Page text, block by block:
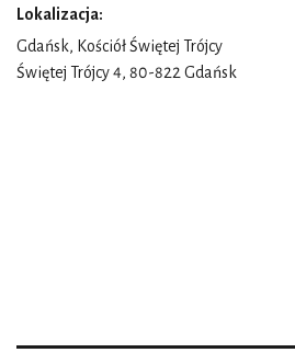
Lokalizacja:
Gdańsk, Kościół Świętej Trójcy
Świętej Trójcy 4, 80-822 Gdańsk